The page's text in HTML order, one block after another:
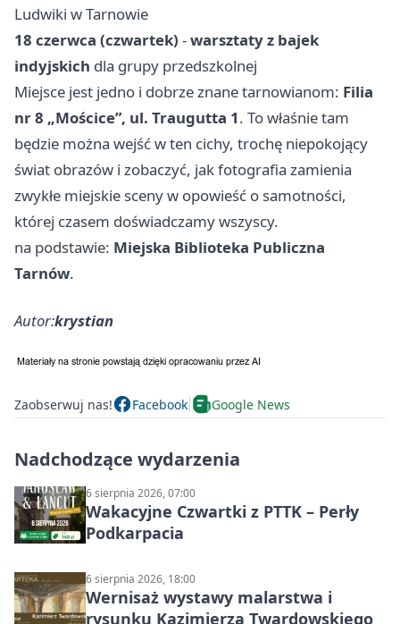
Ludwiki w Tarnowie
18 czerwca (czwartek) -warsztaty z bajek
indyjskich dla grupy przedszkolnej
Miejsce jest jedno i dobrze znane tarnowianom: Filia
nr 8 „Mościce”, ul. Traugutta 1. To właśnie tam
będzie można wejść w ten cichy, trochę niepokojący
świat obrazów i zobaczyć, jak fotografia zamienia
zwykłe miejskie sceny w opowieść o samotności,
której czasem doświadczamy wszyscy.
na podstawie: Miejska Biblioteka Publiczna
Tarnów.
Autor:krystian
Zaobserwuj nas! Facebook Google News
Nadchodzące wydarzenia
6 sierpnia 2026, 07:00
Wakacyjne Czwartki z PTTK – Perły
Podkarpacia
6 sierpnia 2026, 18:00
Wernisaż wystawy malarstwa i
rysunku Kazimierza Twardowskiego